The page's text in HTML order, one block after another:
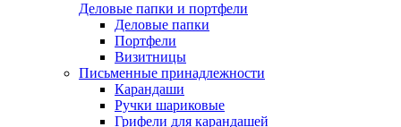
Деловые папки и портфели
Деловые папки
Портфели
Визитницы
Письменные принадлежности
Карандаши
Ручки шариковые
Грифели для карандашей